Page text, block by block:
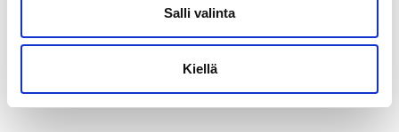
Salli valinta
Kiellä
Tiina Haapasalo